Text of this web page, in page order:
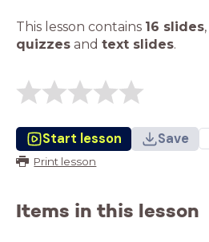
This lesson contains 16 slides,
quizzes and text slides.
Start lesson Save
Print lesson
Items in this lesson